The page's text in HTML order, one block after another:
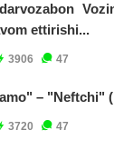
ettirishi...
3906 47
– "Neftchi"
3720 47